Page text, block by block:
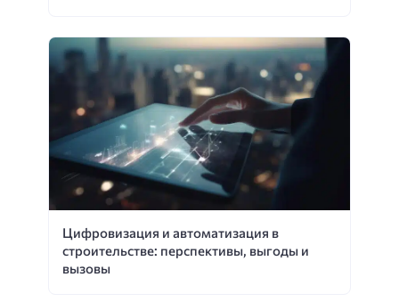
Цифровизация и автоматизация в
строительстве: перспективы, выгоды и
вызовы